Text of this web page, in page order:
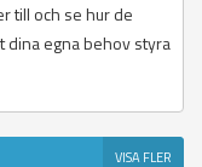
till och se hur de
dina egna behov styra
VISA FLER